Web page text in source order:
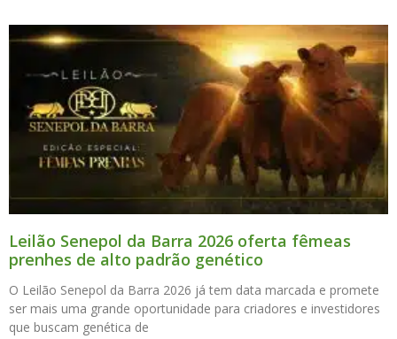
Leilão Senepol da Barra 2026 oferta fêmeas
prenhes de alto padrão genético
O Leilão Senepol da Barra 2026 já tem data marcada e promete
ser mais uma grande oportunidade para criadores e investidores
que buscam genética de